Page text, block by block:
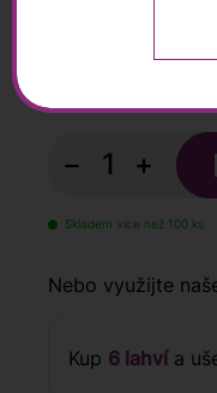
− +
Skladem více než 100 ks
Nebo využijte
Kup 6 lahvía